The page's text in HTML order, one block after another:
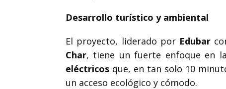
Desarrollo turístico y ambiental
El proyecto, liderado por Edubar
Char, tiene un fuerte enfoque en
eléctricos que, en tan solo 10
un acceso ecológico y cómodo.